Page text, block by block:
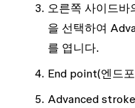
오른쪽 사이드바
을 선택하여
를 엽니다.
End point(엔드
Advanced stroke